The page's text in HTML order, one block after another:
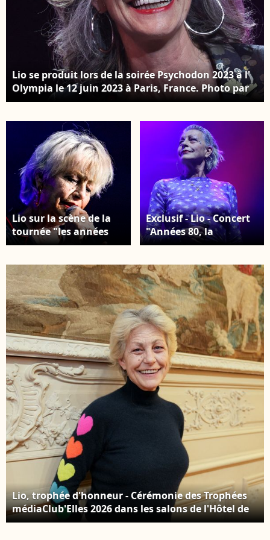
Lio se produit lors de la soirée Psychodon 2023 à l'
Olympia le 12 juin 2023 à Paris, France. Photo par
Nasser Berzane/ABACAPRESS.COM
Lio sur la scène de la
tournée "les années
80" à Lyon le
Sandrine Thesillat /
PsNewZ
Exclusif - Lio - Concert
"Années 80, la
tournée" au Zénith de
© Noel
Carrier/Bestimage
Lio, trophée d'honneur - Cérémonie des Trophées
médiaClub'Elles 2026 dans les salons de l'Hôtel de
Lassay le 4 février 2026. © Anne-Sophie Guebey /